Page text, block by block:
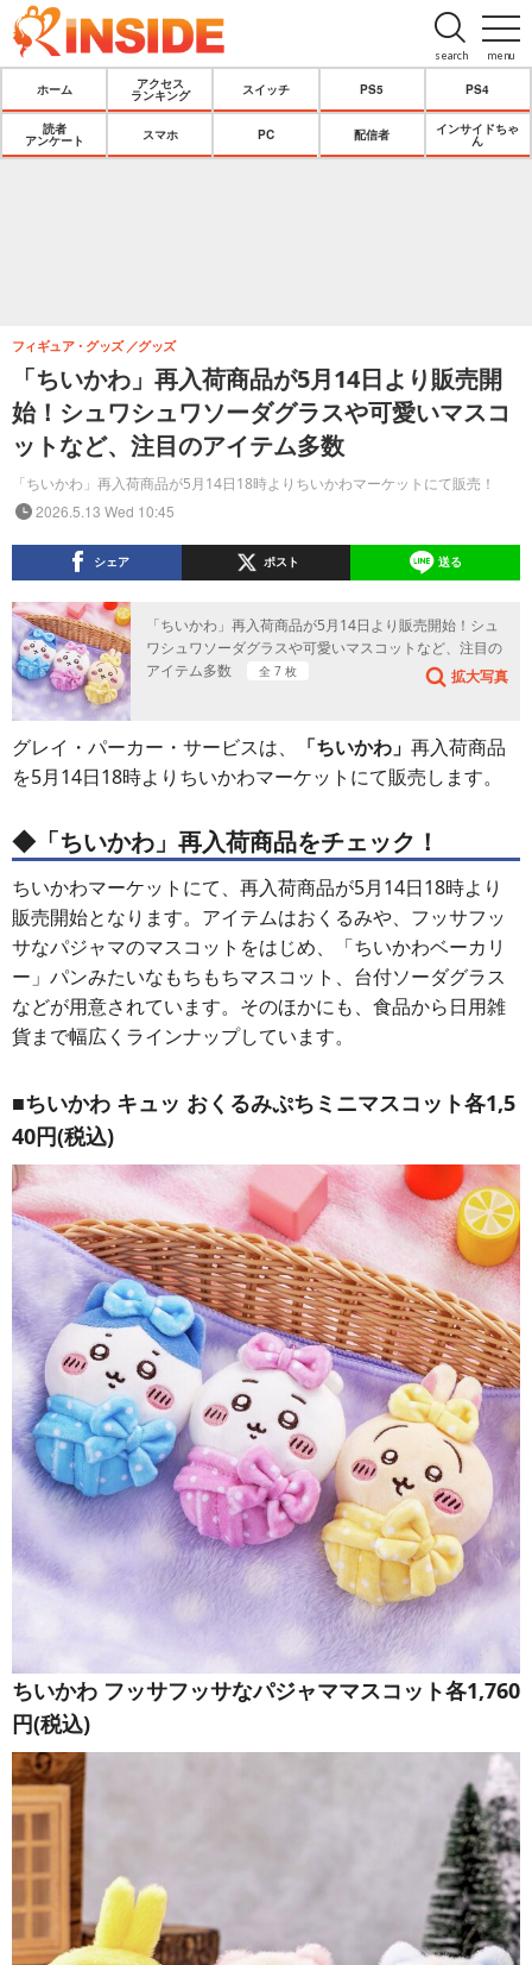
menu
search
ホーム
アクセス
ランキング
スイッチ PS5 PS4
読者
アンケート
スマホ PC 配信者
インサイドちゃ
ん
「ちいかわ」再入荷商品が5月14日より販売開
始！シュワシュワソーダグラスや可愛いマスコ
ットなど、注目のアイテム多数
「ちいかわ」再入荷商品が5月14日18時よりちいかわマーケットにて販売！
フィギュア・グッズ グッズ
2026.5.13 Wed 10:45
シェア ポスト 送る
「ちいかわ」再入荷商品が5月14日より販売開始！シュ
ワシュワソーダグラスや可愛いマスコットなど、注目の
アイテム多数
全 7 枚 拡大写真
グレイ・パーカー・サービスは、 「ちいかわ」 再入荷商品
を5月14日18時よりちいかわマーケットにて販売します。
◆「ちいかわ」 再入荷商品をチェック ！
ちいかわマーケットにて、再入荷商品が5月14日18時より
販売開始となります。アイテムはおくるみや、フッサフッ
サなパジャマのマスコットをはじめ、「ちいかわベーカリ
ー」パンみたいなもちもちマスコット、台付ソーダグラス
などが用意されています。そのほかにも、食品から日用雑
貨まで幅広くラインナップしています。
■ちいかわ キュッ おくるみぷちミニマスコット各1,5
40円(税込)
ちいかわ フッサフッサなパジャママスコット各1,760
円(税込)